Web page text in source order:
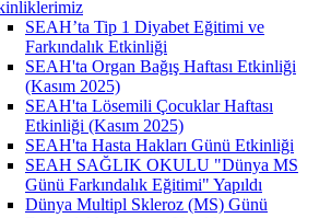
SEAH’ta Tip 1 Diyabet Eğitimi ve
Farkındalık Etkinliği
SEAH'ta Organ Bağış Haftası Etkinliği
(Kasım 2025)
SEAH'ta Lösemili Çocuklar Haftası
Etkinliği (Kasım 2025)
SEAH'ta Hasta Hakları Günü Etkinliği
SEAH SAĞLIK OKULU "Dünya MS
Günü Farkındalık Eğitimi" Yapıldı
Dünya Multipl Skleroz (MS) Günü